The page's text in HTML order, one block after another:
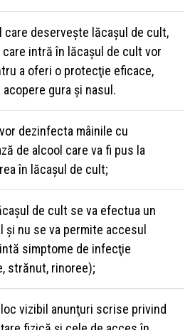
care deserveşte lăcaşul de cult,
intră în lăcaşul de cult vor
a oferi o protecţie eficace,
gura şi nasul.
dezinfecta mâinile cu
de alcool care va fi pus la
în lăcaşul de cult;
de cult se va efectua un
şi nu se va permite accesul
simptome de infecţie
strănut, rinoree);
vizibil anunţuri scrise privind